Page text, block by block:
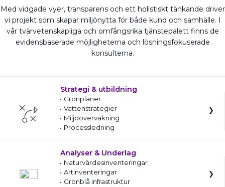
Med vidgade vyer, transparens och ett holistiskt tänkande driver
vi projekt som skapar miljönytta för både kund och samhälle. I
vår tvärvetenskapliga och omfångsrika tjänstepalett finns de
evidensbaserade möjligheterna och lösningsfokuserade
konsulterna.
Strategi & utbildning
Grönplaner
Vattenstrategier
Miljöövervakning
Processledning
Analyser & Underlag
Naturvärdesinventeringar
Artinventeringar
Grönblå infrastruktur